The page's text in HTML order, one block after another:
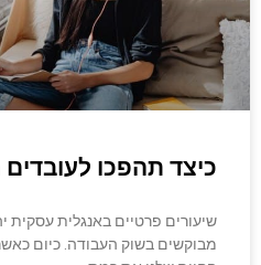
כיצד תהפכו
שיעורים פרטיים באנגלית עסקית
מבוקשים בשוק העבודה. כיום